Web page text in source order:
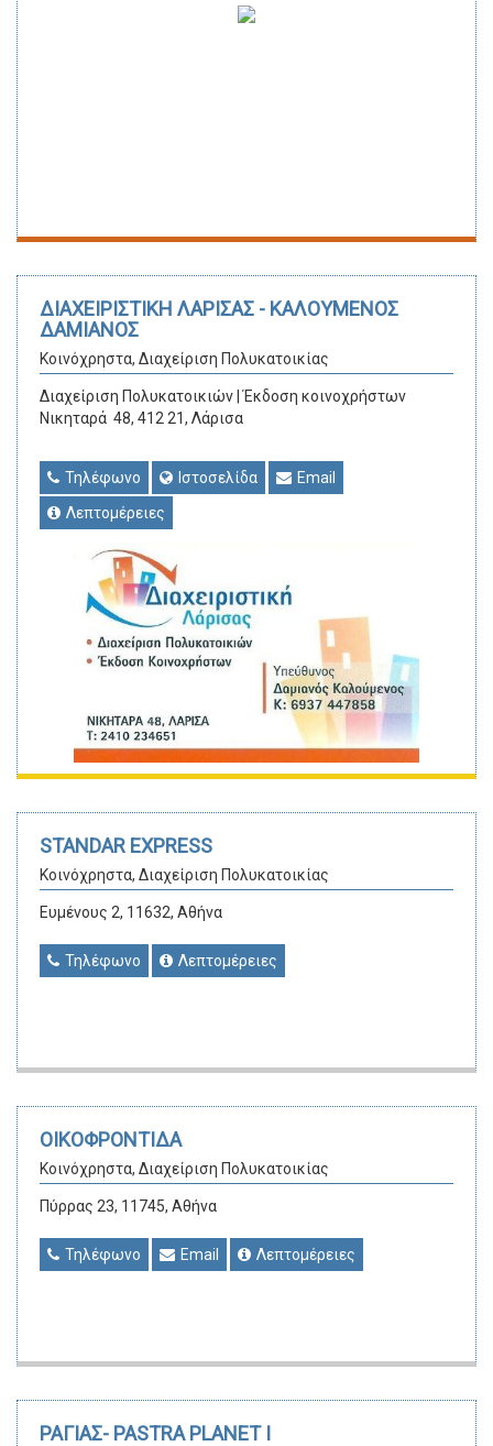
ΔΙΑΧΕΙΡΙΣΤΙΚΗ ΛΑΡΙΣΑΣ - ΚΑΛΟΥΜΕΝΟΣ
ΔΑΜΙΑΝΟΣ
Κοινόχρηστα, Διαχείριση Πολυκατοικίας
Διαχείριση Πολυκατοικιών | Έκδοση κοινοχρήστων
Νικηταρά 48, 412 21, Λάρισα
Τηλέφωνο Ιστοσελίδα
Email
Λεπτομέρειες
STANDAR EXPRESS
Κοινόχρηστα, Διαχείριση Πολυκατοικίας
Ευμένους 2, 11632, Αθήνα
Τηλέφωνο Λεπτομέρειες
ΟΙΚΟΦΡΟΝΤΙΔΑ
Κοινόχρηστα, Διαχείριση Πολυκατοικίας
Πύρρας 23, 11745, Αθήνα
Τηλέφωνο Email Λεπτομέρειες
ΡΑΓΙΑΣ- PASTRA PLANET Ι